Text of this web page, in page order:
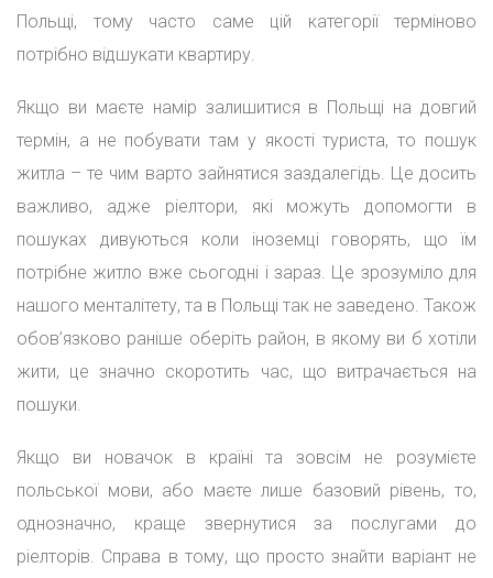
Польщі, тому часто саме цій категорії терміново
потрібно відшукати квартиру.
Якщо ви маєте намір залишитися в Польщі на довгий
термін, а не побувати там у якості туриста, то пошук
житла – те чим варто зайнятися заздалегідь. Це досить
важливо, адже ріелтори, які можуть допомогти в
пошуках дивуються коли іноземці говорять, що їм
потрібне житло вже сьогодні і зараз. Це зрозуміло для
нашого менталітету, та в Польщі так не заведено. Також
обов’язково раніше оберіть район, в якому ви б хотіли
жити, це значно скоротить час, що витрачається на
пошуки.
Якщо ви новачок в країні та зовсім не розумієте
польської мови, або маєте лише базовий рівень, то,
однозначно, краще звернутися за послугами до
ріелторів. Справа в тому, що просто знайти варіант не